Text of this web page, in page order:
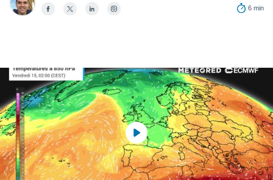
des
par le
ACCEPTER
ET
CONTINUER
PARAMÈTRES
6 min